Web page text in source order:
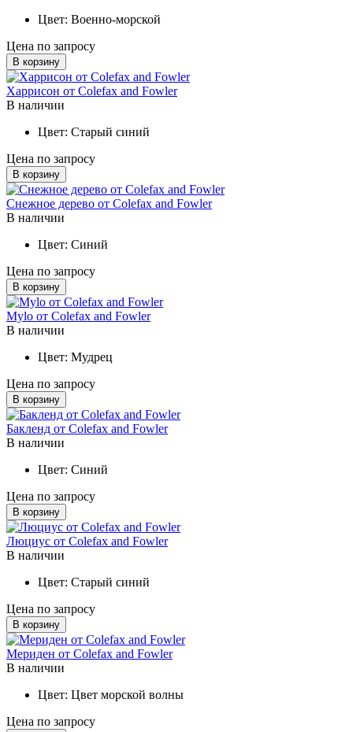
Цвет: Военно-морской
Цена по запросу
В корзину
Харрисон от Colefax and Fowler
В наличии
Цвет: Старый синий
Цена по запросу
В корзину
Снежное дерево от Colefax and Fowler
В наличии
Цвет: Синий
Цена по запросу
В корзину
Mylo от Colefax and Fowler
В наличии
Цвет: Мудрец
Цена по запросу
В корзину
Бакленд от Colefax and Fowler
В наличии
Цвет: Синий
Цена по запросу
В корзину
Люциус от Colefax and Fowler
В наличии
Цвет: Старый синий
Цена по запросу
В корзину
Мериден от Colefax and Fowler
В наличии
Цвет: Цвет морской волны
Цена по запросу